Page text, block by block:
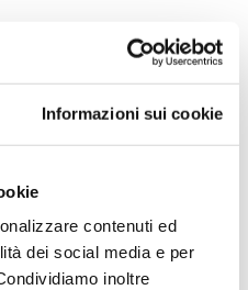
Informazioni sui cookie
contenuti ed
dei social media e per
inoltre
Соединительные